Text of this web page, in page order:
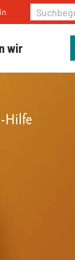
wir
Suchbegriff